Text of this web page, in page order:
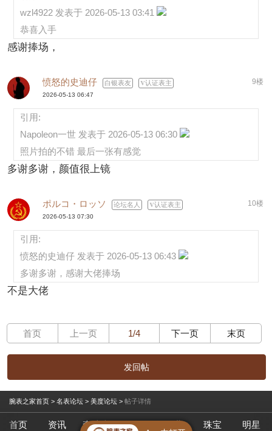
wzl4922 发表于 2026-05-13 03:41
恭喜入手
感谢捧场，
愤怒的史迪仔 白银表友 认证表主 9楼
2026-05-13 06:47
引用:
Napoleon一世 发表于 2026-05-13 06:30
照片拍的不错 最后一张有感觉
多谢多谢，颜值很上镜
ポルコ・ロッソ 论坛名人 认证表主 10楼
2026-05-13 07:30
引用:
愤怒的史迪仔 发表于 2026-05-13 06:43
多谢多谢，感谢大佬捧场
不是大佬
首页 上一页 1/4 下一页 末页
发回帖
腕表之家首页 > 名表论坛 > 美度论坛 > 帖子详情
首页 资讯 查腕表 论坛 作业 珠宝 明星